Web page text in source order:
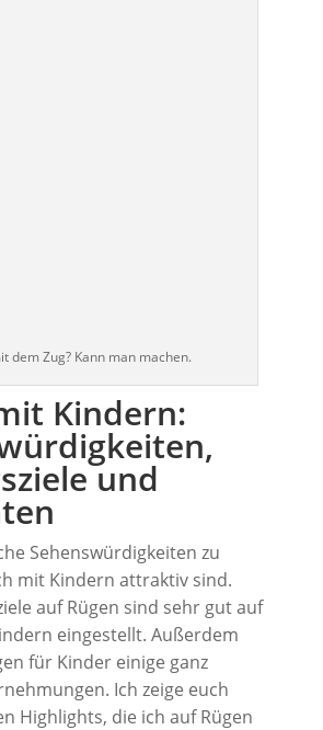
dem Zug? Kann man machen.
Kindern:
und
Sehenswürdigkeiten zu
mit Kindern attraktiv sind.
auf Rügen sind sehr gut auf
eingestellt. Außerdem
für Kinder einige ganz
Ich zeige euch
Highlights, die ich auf Rügen